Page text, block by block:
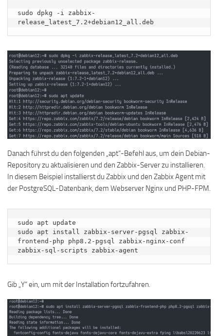
sudo dpkg -i zabbix-
release_latest_7.2+debian12_all.deb
Danach führst du den folgenden „apt“-Befehl aus, um dein Debian-
Repository zu aktualisieren und den Zabbix-Server zu installieren.
In diesem Beispiel installierst du Zabbix und den Zabbix Agent mit
der PostgreSQL-Datenbank, dem Webserver Nginx und PHP-FPM.
sudo apt update
sudo apt install zabbix-server-pgsql zabbix-
frontend-php php8.2-pgsql zabbix-nginx-conf
zabbix-sql-scripts zabbix-agent
Gib „Y“ ein, um mit der Installation fortzufahren.